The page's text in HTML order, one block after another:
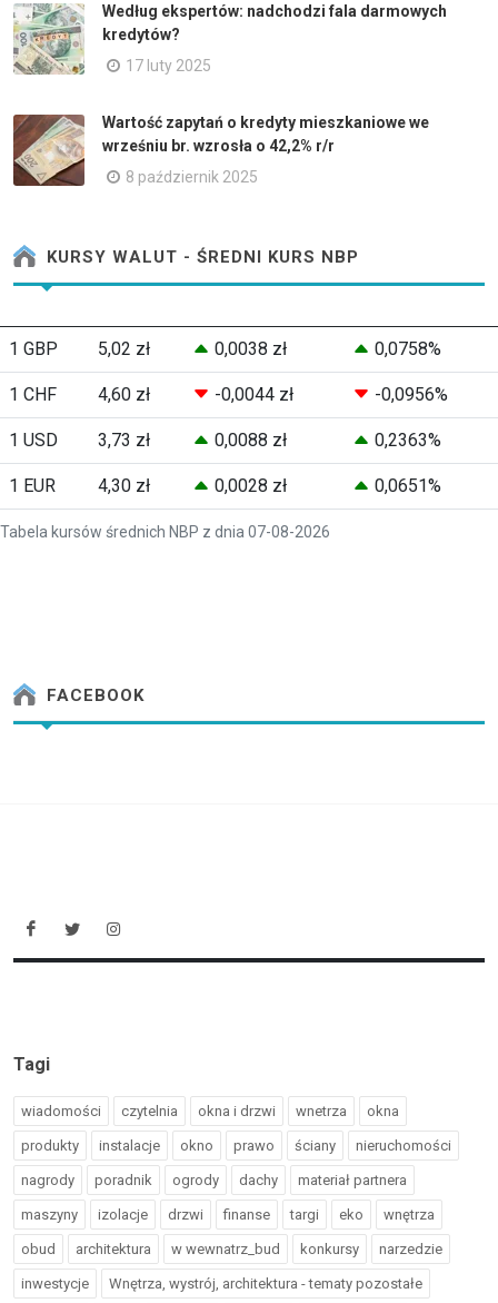
Według ekspertów: nadchodzi fala darmowych
kredytów?
17 luty 2025
Wartość zapytań o kredyty mieszkaniowe we
wrześniu br. wzrosła o 42,2% r/r
8 październik 2025
KURSY WALUT - ŚREDNI KURS NBP
Tabela kursów średnich NBP z dnia 07-08-2026
1 GBP 5,02 zł 0,0038 zł 0,0758%
1 CHF 4,60 zł -0,0044 zł -0,0956%
1 USD 3,73 zł 0,0088 zł 0,2363%
1 EUR 4,30 zł 0,0028 zł 0,0651%
FACEBOOK
Tagi
wiadomości czytelnia okna i drzwi wnetrza okna
produkty instalacje okno prawo ściany nieruchomości
nagrody poradnik ogrody dachy materiał partnera
maszyny izolacje drzwi finanse targi eko wnętrza
obud architektura w wewnatrz_bud konkursy narzedzie
inwestycje Wnętrza, wystrój, architektura - tematy pozostałe